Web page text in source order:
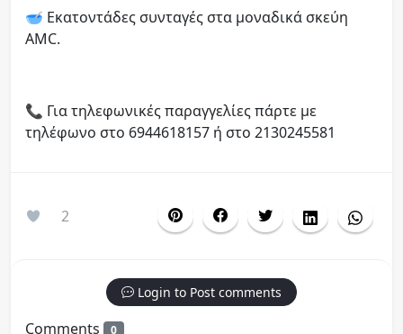
🥣 Εκατοντάδες συνταγές στα μοναδικά σκεύη
AMC.
📞 Για τηλεφωνικές παραγγελίες πάρτε με
τηλέφωνο στο 6944618157 ή στο 2130245581
2
Login to Post comments
Comments 0